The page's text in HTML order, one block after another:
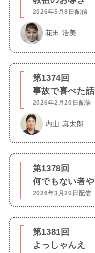
2026年5月8日配信
花田 浩美
第1374回
事故で喜べた話
2026年2月20日配信
内山 真太朗
第1378回
何でもない者や
2026年3月20日配信
第1381回
よっしゃんえ